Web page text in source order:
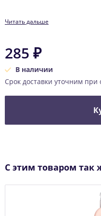
Читать дальше
285 ₽
В наличии
Срок доставки уточним при
С этим товаром так